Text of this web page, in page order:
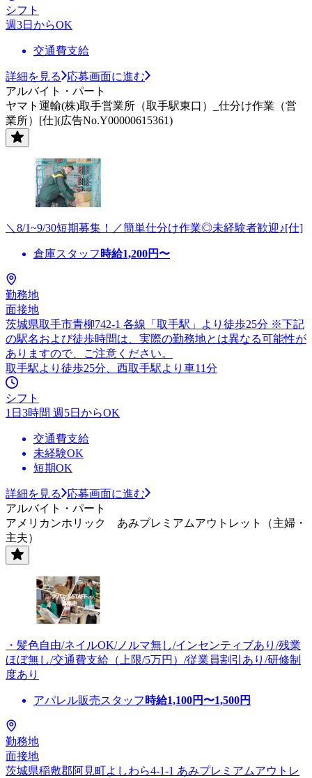
シフト
週3日からOK
交通費支給
詳細を見る
応募画面に進む
アルバイト・パート
ヤマト運輸(株)取手営業所（取手駅東口）_仕分け作業（営
業所）[仕](広告No.Y00000615361)
＼8/1~9/30短期募集！／簡単仕分け作業◎未経験者歓迎♪[仕]
倉庫スタッフ 時給1,200円〜
勤務地
面接地
茨城県取手市青柳742-1 各線「取手駅」より徒歩25分 ※下記
の駅名および徒歩時間は、実際の勤務地とは異なる可能性が
ありますので、ご注意ください。
取手駅より徒歩25分、西取手駅より車11分
シフト
1日3時間 週5日からOK
交通費支給
未経験OK
短期OK
詳細を見る
応募画面に進む
アルバイト・パート
アメリカンホリック あみプレミアムアウトレット（主婦・
主夫）
・髪色自由/ネイルOK/ノルマ無し/インセンティブあり/残業
ほぼ無し/交通費支給（上限/5万円）/従業員割引あり/研修制
度あり
アパレル販売スタッフ 時給1,100円〜1,500円
勤務地
面接地
茨城県稲敷郡阿見町よしわら4-1-1 あみプレミアムアウトレ